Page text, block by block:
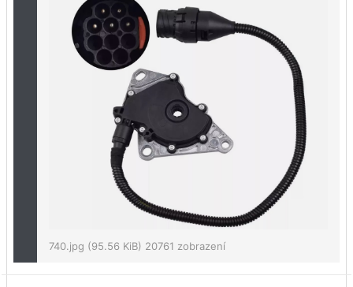
740.jpg (95.56 KiB) 20761 zobrazení